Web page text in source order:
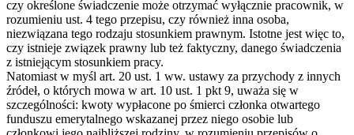
czy określone świadczenie może otrzymać wyłącznie pracownik, w
rozumieniu ust. 4 tego przepisu, czy również inna osoba,
niezwiązana tego rodzaju stosunkiem prawnym. Istotne jest więc to,
czy istnieje związek prawny lub też faktyczny, danego świadczenia
z istniejącym stosunkiem pracy.
Natomiast w myśl art. 20 ust. 1 ww. ustawy za przychody z innych
źródeł, o których mowa w art. 10 ust. 1 pkt 9, uważa się w
szczególności: kwoty wypłacone po śmierci członka otwartego
funduszu emerytalnego wskazanej przez niego osobie lub